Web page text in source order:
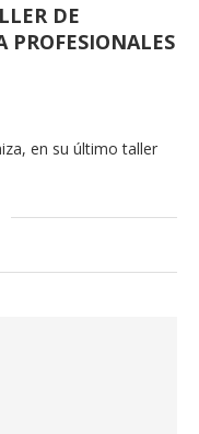
DE
PROFESIONALES
en su último taller